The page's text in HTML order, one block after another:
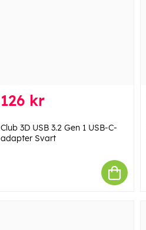
126 kr
Club 3D USB 3.2 Gen 1 USB-C-
adapter Svart